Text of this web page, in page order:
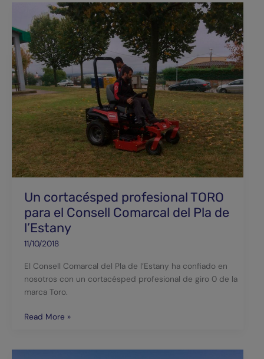
Un cortacésped profesional TORO
para el Consell Comarcal del Pla de
l’Estany
11/10/2018
El Consell Comarcal del Pla de l’Estany ha confiado en
nosotros con un cortacésped profesional de giro 0 de la
marca Toro.
cortacésped
profesional
TORO
para
el
Consell
Comarcal
del
Pla
de
l’Estany
Read More »